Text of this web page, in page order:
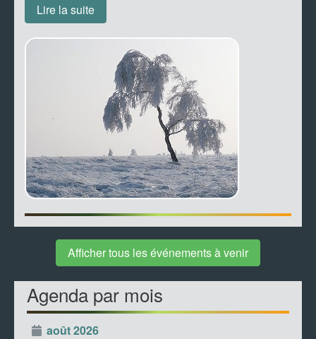
Lire la suite
Afficher tous les événements à venir
Agenda par mois
août 2026